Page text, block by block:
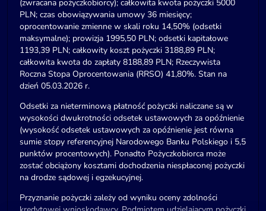
(zwracana pożyczkobiorcy); całkowita kwota pożyczki 5000
PLN; czas obowiązywania umowy 36 miesięcy;
oprocentowanie zmienne w skali roku 14,50% (odsetki
maksymalne); prowizja 1995,50 PLN; odsetki kapitałowe
1193,39 PLN; całkowity koszt pożyczki 3188,89 PLN;
całkowita kwota do zapłaty 8188,89 PLN; Rzeczywista
Roczna Stopa Oprocentowania (RRSO) 41,80%. Stan na
dzień 05.03.2026 r.
Odsetki za nieterminową płatność pożyczki naliczane są w
wysokości dwukrotności odsetek ustawowych za opóźnienie
(wysokość odsetek ustawowych za opóźnienie jest równa
sumie stopy referencyjnej Narodowego Banku Polskiego i 5,5
punktów procentowych). Ponadto Pożyczkobiorca może
zostać obciążony kosztami dochodzenia niespłaconej pożyczki
na drodze sądowej i egzekucyjnej.
Przyznanie pożyczki zależy od wyniku oceny zdolności